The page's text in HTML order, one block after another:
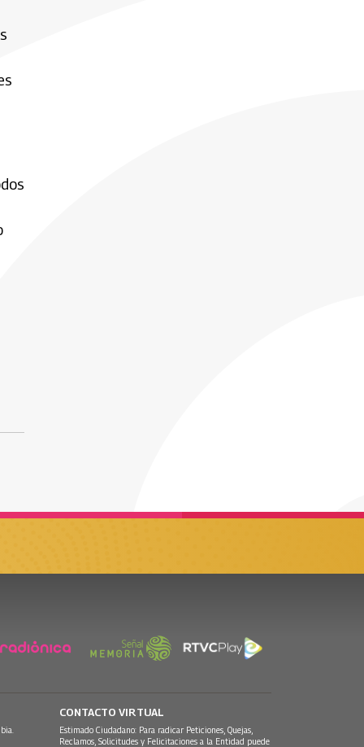
CONTACTO VIRTUAL
Estimado Ciudadano: Para radicar Peticiones, Quejas,
Reclamos, Solicitudes y Felicitaciones a la Entidad puede